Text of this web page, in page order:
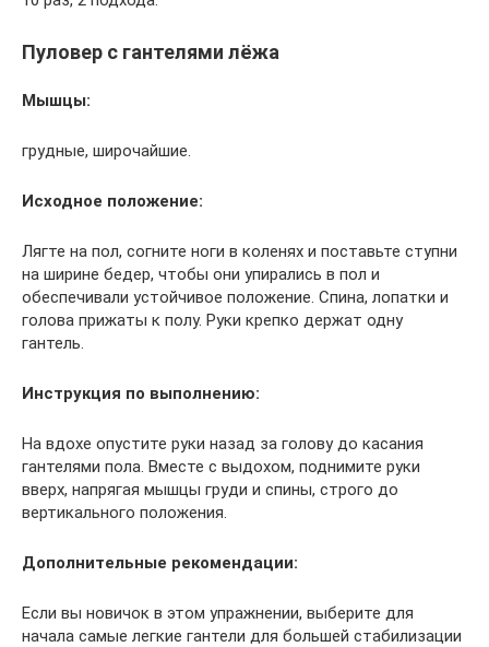
Пуловер с гантелями лёжа
Мышцы:
грудные, широчайшие.
Исходное положение:
Лягте на пол, согните ноги в коленях и поставьте ступни
на ширине бедер, чтобы они упирались в пол и
обеспечивали устойчивое положение. Спина, лопатки и
голова прижаты к полу. Руки крепко держат одну
гантель.
Инструкция по выполнению:
На вдохе опустите руки назад за голову до касания
гантелями пола. Вместе с выдохом, поднимите руки
вверх, напрягая мышцы груди и спины, строго до
вертикального положения.
Дополнительные рекомендации:
Если вы новичок в этом упражнении, выберите для
начала самые легкие гантели для большей стабилизации